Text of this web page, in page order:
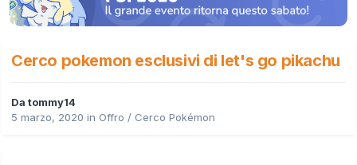
Cerco pokemon esclusivi di let's go pikachu
Da tommy14
5 marzo, 2020 in Offro / Cerco Pokémon